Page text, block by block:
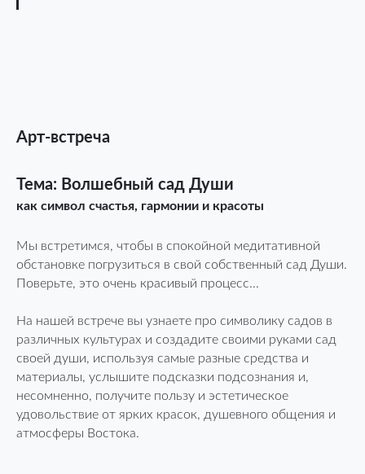
Арт-встреча
Тема: Волшебный сад Души
как символ счастья, гармонии и красоты
Мы встретимся, чтобы в спокойной медитативной
обстановке погрузиться в свой собственный сад Души.
Поверьте, это очень красивый процесс...
На нашей встрече вы узнаете про символику садов в
различных культурах и создадите своими руками сад
своей души, используя самые разные средства и
материалы, услышите подсказки подсознания и,
несомненно, получите пользу и эстетическое
удовольствие от ярких красок, душевного общения и
атмосферы Востока.